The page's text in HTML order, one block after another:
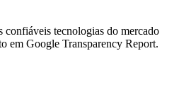
confiáveis tecnologias do mercado
em Google Transparency Report.